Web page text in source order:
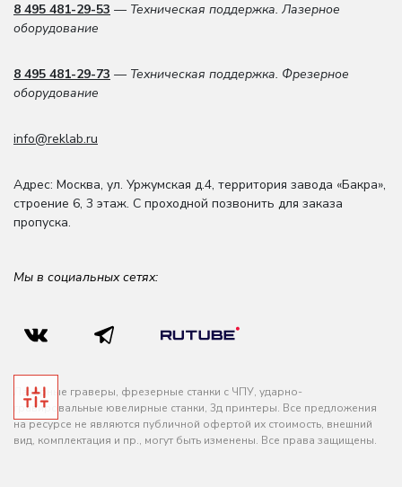
8 495 481-29-53 — Техническая поддержка. Лазерное
оборудование
8 495 481-29-73 — Техническая поддержка. Фрезерное
оборудование
info@reklab.ru
Адрес: Москва, ул. Уржумская д.4, территория завода «Бакра»,
строение 6, 3 этаж. С проходной позвонить для заказа
пропуска.
Мы в социальных сетях:
Лазерные граверы, фрезерные станки с ЧПУ, ударно-
гравировальные ювелирные станки, 3д принтеры. Все предложения
на ресурсе не являются публичной офертой их стоимость, внешний
вид, комплектация и пр., могут быть изменены. Все права защищены.